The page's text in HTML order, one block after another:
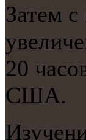
Затем
20
США.